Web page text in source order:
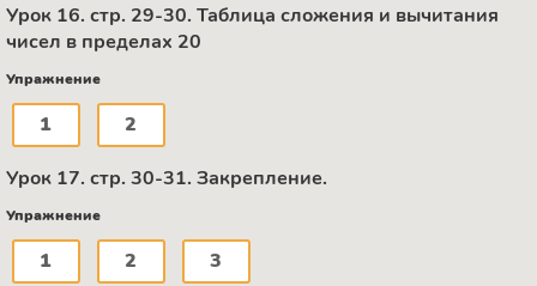
Урок 16. стр. 29-30. Таблица сложения и вычитания
чисел в пределах 20
Упражнение
1 2
Урок 17. стр. 30-31. Закрепление.
Упражнение
1 2 3